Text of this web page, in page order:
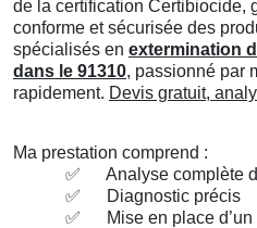
de la certification Certibiocide,
conforme et sécurisée des
spécialisés en extermination
dans le 91310, passionné par
rapidement. Devis gratuit,
Ma prestation comprend :
✅
Analyse complète
✅
Diagnostic précis
✅
Mise en place